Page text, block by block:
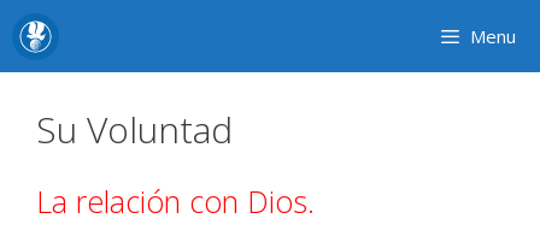
Skip
content
Menu
Su Voluntad
La relación con Dios.